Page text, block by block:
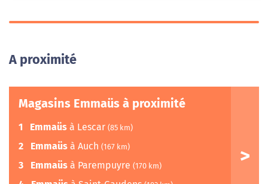
A proximité
Magasins Emmaüs à proximité
1 Emmaüs à Lescar (85 km)
2 Emmaüs à Auch (167 km)
3 Emmaüs à Parempuyre (170 km)